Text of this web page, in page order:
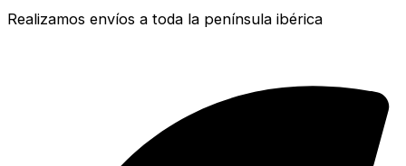
Realizamos envíos a toda la península ibérica